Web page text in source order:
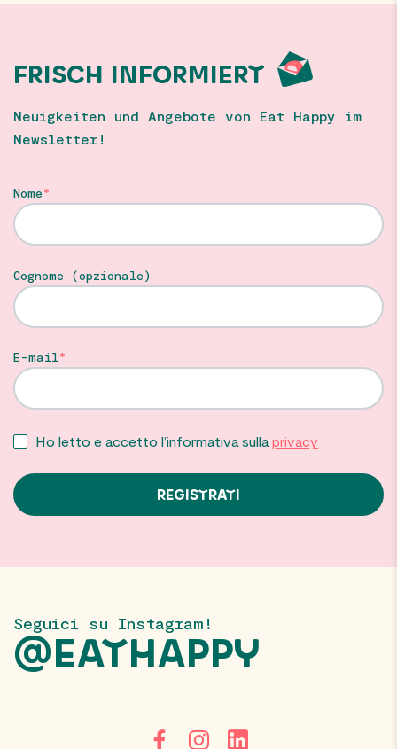
FRISCH INFORMIERT
Neuigkeiten und Angebote von Eat Happy im
Newsletter!
Nome
Cognome (opzionale)
E-mail
Ho letto e accetto l’informativa sulla privacy
Seguici su Instagram!
@EATHAPPY